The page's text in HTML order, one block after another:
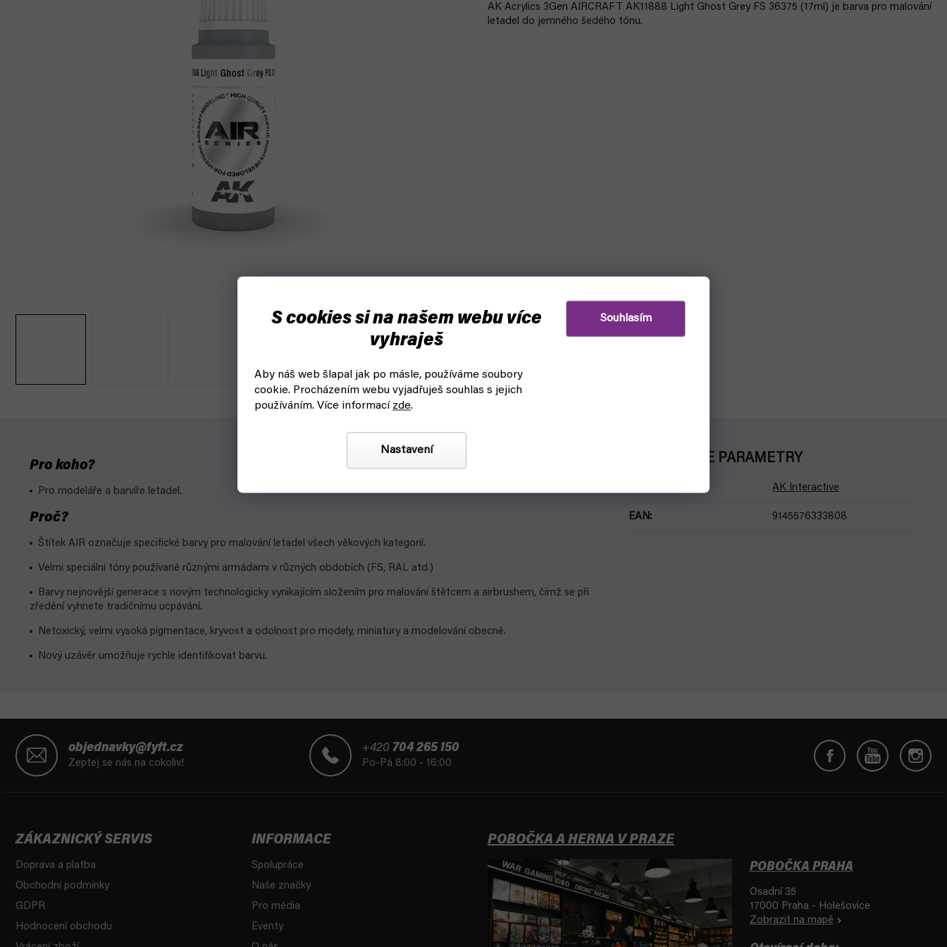
S cookies si na našem webu více
vyhraješ
Aby náš web šlapal jak po másle, používáme soubory
cookie. Procházením webu vyjadřuješ souhlas s jejich
používáním. Více informací zde.
Nastavení
Souhlasím
AK Acrylics 3Gen AIRCRAFT AK11888 Light Ghost Grey FS 36375 (17ml) je barva pro malování
letadel do jemného šedého tónu.
Pro koho?
Pro modeláře a barvíře letadel.
Proč?
Štítek AIR označuje specifické barvy pro malování letadel všech věkových kategorií.
Velmi speciální tóny používané různými armádami v různých obdobích (FS, RAL atd.)
Barvy nejnovější generace s novým technologicky vynikajícím složením pro malování štětcem a airbrushem, čímž se při
zředění vyhnete tradičnímu ucpávání.
Netoxický, velmi vysoká pigmentace, kryvost a odolnost pro modely, miniatury a modelování obecně.
Nový uzávěr umožňuje rychle identifikovat barvu.
DOPLŇKOVÉ PARAMETRY
AK Interactive
EAN: 9145576333808
objednavky@fyft.cz
Zeptej se nás na cokoliv!
+420 704 265 150
Po-Pá 8:00 - 16:00
ZÁKAZNICKÝ SERVIS
Doprava a platba
Obchodní podmínky
GDPR
Hodnocení obchodu
INFORMACE
Spolupráce
Naše značky
Pro média
Eventy
POBOČKA A HERNA V PRAZE
POBOČKA PRAHA
Osadní 35
17000 Praha - Holešovice
Zobrazit na mapě